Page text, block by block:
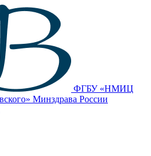
ФГБУ «НМИЦ
Минздрава России